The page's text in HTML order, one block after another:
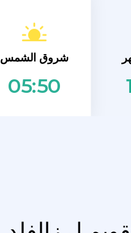
شروق الشمس
05:50